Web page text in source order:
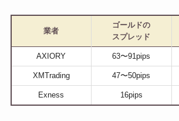
業者
ゴールドの
スプレッド
AXIORY 63〜91pips
XMTrading 47〜50pips
Exness 16pips